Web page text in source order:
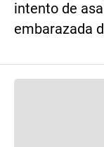
intento de
embarazada